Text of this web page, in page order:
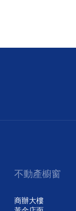
不動產櫥窗
商辦大樓